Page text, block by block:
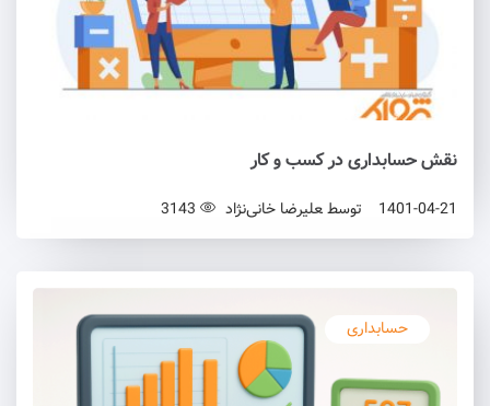
نقش حسابداری در کسب و کار
1401-04-21 توسط علیرضا خانی‌نژاد
حسابداری